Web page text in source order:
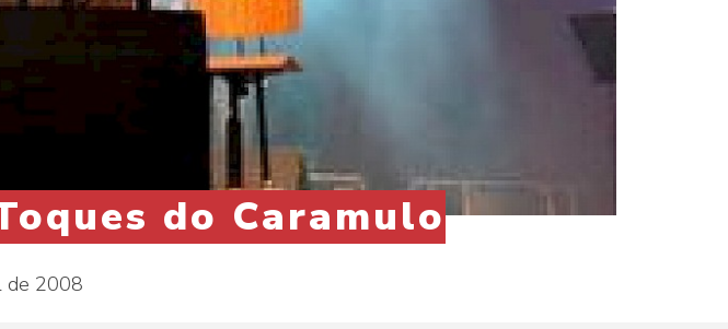
do Caramulo
de 2008